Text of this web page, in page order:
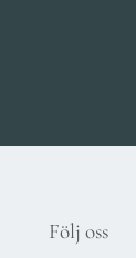
Följ oss